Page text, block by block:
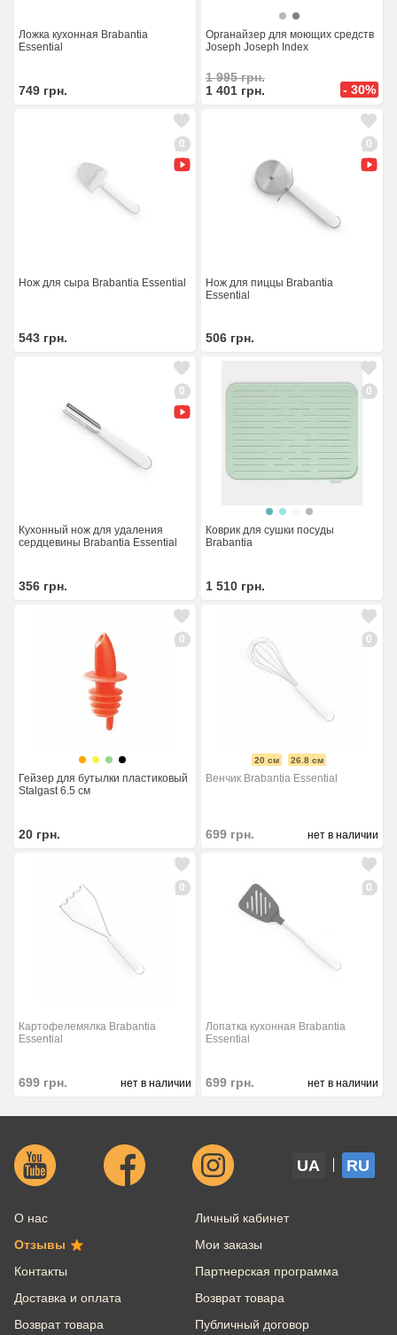
Ложка кухонная Brabantia
Essential
749 грн.
Органайзер для моющих средств
Joseph Joseph Index
1 995грн.
1 401 грн. - 30%
0
Нож для сыра Brabantia Essential
543 грн.
0
Нож для пиццы Brabantia
Essential
506 грн.
0
Кухонный нож для удаления
сердцевины Brabantia Essential
356 грн.
0
Коврик для сушки посуды
Brabantia
1 510 грн.
0
Гейзер для бутылки пластиковый
Stalgast 6.5 см
20 грн.
0
20 см 26.8 см
Венчик Brabantia Essential
699 грн. нет в наличии
0
Картофелемялка Brabantia
Essential
699 грн. нет в наличии
0
Лопатка кухонная Brabantia
Essential
699 грн. нет в наличии
UA RU
О нас
Отзывы
Контакты
Доставка и оплата
Возврат товара
Личный кабинет
Мои заказы
Партнерская программа
Возврат товара
Публичный договор